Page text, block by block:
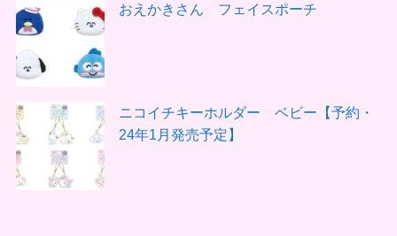
おえかきさん フェイスポーチ
ニコイチキーホルダー ベビー【予約・
24年1月発売予定】